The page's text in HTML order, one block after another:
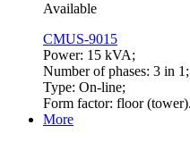
Available
CMUS-9015
Power: 15 kVA;
Number of phases: 3 in 1;
Type: On-line;
Form factor: floor (tower).
More